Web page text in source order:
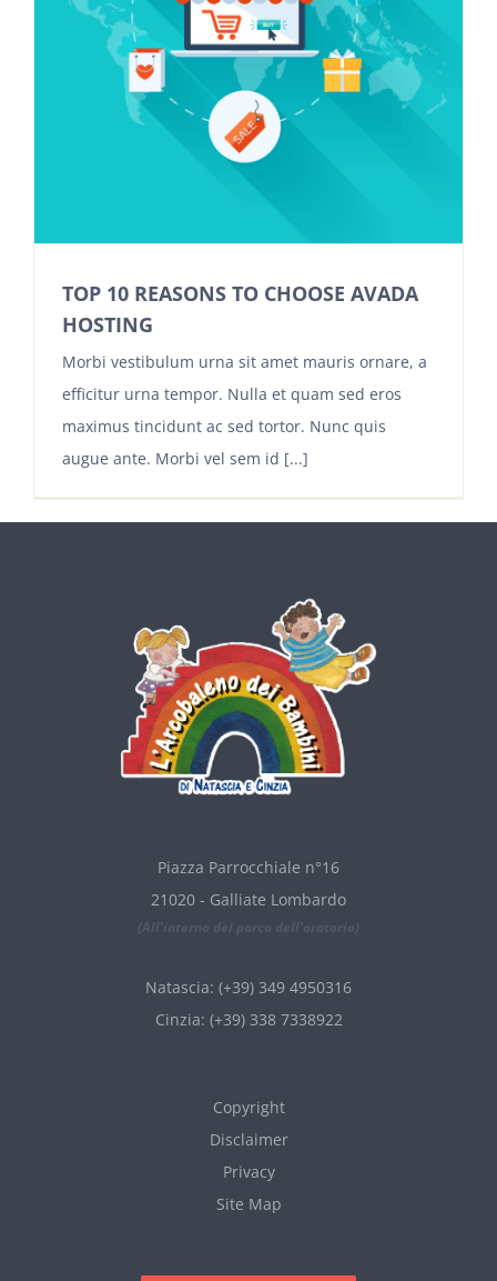
TOP 10 REASONS TO CHOOSE AVADA
HOSTING
Morbi vestibulum urna sit amet mauris ornare, a
efficitur urna tempor. Nulla et quam sed eros
maximus tincidunt ac sed tortor. Nunc quis
augue ante. Morbi vel sem id [...]
Piazza Parrocchiale n°16
21020 - Galliate Lombardo
(All’interno del parco dell’oratorio)
Natascia: (+39) 349 4950316
Cinzia: (+39) 338 7338922
Copyright
Disclaimer
Privacy
Site Map